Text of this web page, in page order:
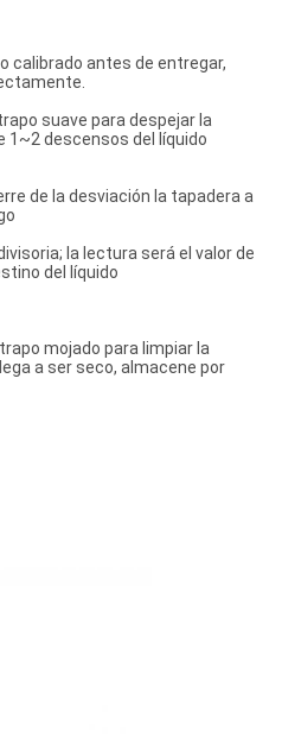
calibrado antes de entregar,
suave para despejar la
1~2 descensos del líquido
de la desviación la tapadera a
la lectura será el valor de
del líquido
mojado para limpiar la
a ser seco, almacene por